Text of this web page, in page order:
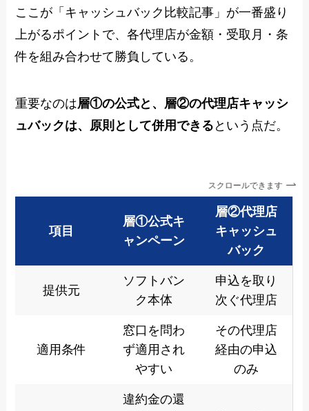
ここが「キャッシュバック比較記事」が一番盛り
上がるポイントで、各代理店が金額・受取月・条
件を組み合わせて勝負している。
重要なのは層①の公式と、層②の代理店キャッシ
ュバックは、原則として併用できる という点だ。
スクロールできます
項目
層①公式キ
ャンペーン
層②代理店
キャッシュ
バック
提供元
ソフトバン
ク本体
申込を取り
次ぐ代理店
適用条件
窓口を問わ
ず適用され
やすい
その代理店
経由の申込
のみ
違約金の還